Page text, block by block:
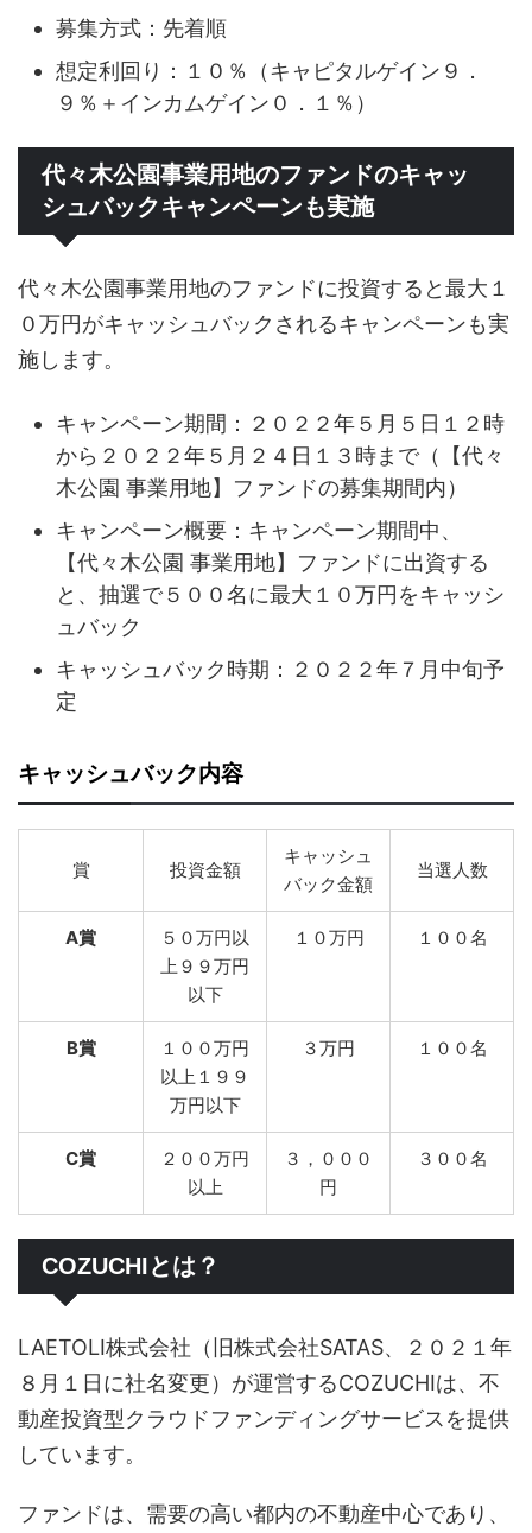
募集方式：先着順
想定利回り：１０％（キャピタルゲイン９．
９％＋インカムゲイン０．１％）
代々木公園事業用地のファンドのキャッ
シュバックキャンペーンも実施
代々木公園事業用地のファンドに投資すると最大１
０万円がキャッシュバックされるキャンペーンも実
施します。
キャンペーン期間：２０２２年５月５日１２時
から２０２２年５月２４日１３時まで（【代々
木公園 事業用地】ファンドの募集期間内）
キャンペーン概要：キャンペーン期間中、
【代々木公園 事業用地】ファンドに出資する
と、抽選で５００名に最大１０万円をキャッシ
ュバック
キャッシュバック時期：２０２２年７月中旬予
定
キャッシュバック内容
賞 投資金額
キャッシュ
バック金額
当選人数
A賞
５０万円以
上９９万円
以下
１０万円 １００名
B賞
１００万円
以上１９９
万円以下
３万円 １００名
C賞
２００万円
以上
３，０００
円
３００名
COZUCHIとは？
LAETOLI株式会社（旧株式会社SATAS、２０２１年
８月１日に社名変更）が運営するCOZUCHIは、不
動産投資型クラウドファンディングサービスを提供
しています。
ファンドは、需要の高い都内の不動産中心であり、